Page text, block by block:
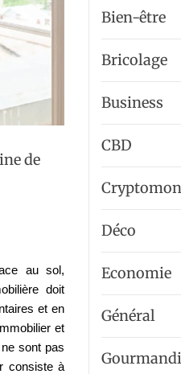
de
au sol,
doit
et en
et
sont pas
consiste à
Bien-être
Bricolage
Business
CBD
Déco
Economie
Général